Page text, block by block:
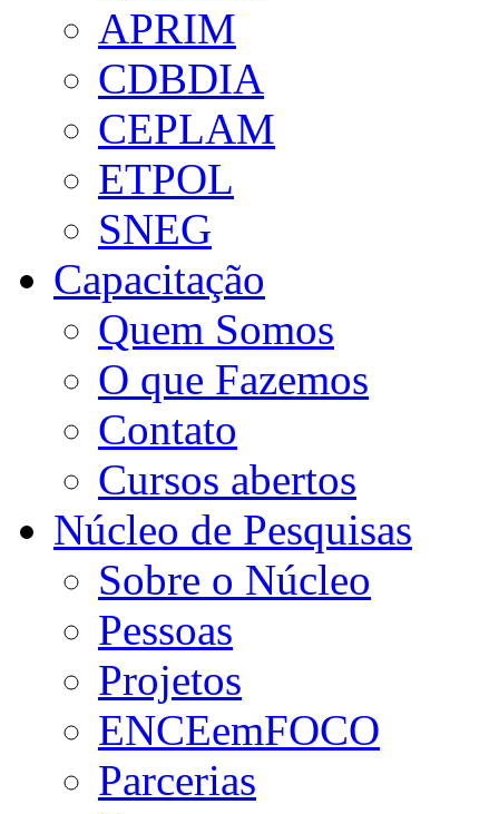
APRIM
CDBDIA
CEPLAM
ETPOL
SNEG
Capacitação
Quem Somos
O que Fazemos
Contato
Cursos abertos
Núcleo de Pesquisas
Sobre o Núcleo
Pessoas
Projetos
ENCEemFOCO
Parcerias